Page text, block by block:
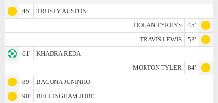
45'
TRUSTY AUSTON
DOLAN TYRHYS
45'
TRAVIS LEWIS
53'
61'
KHADRA REDA
MORTON TYLER
84'
89'
BACUNA JUNINHO
90'
BELLINGHAM JOBE